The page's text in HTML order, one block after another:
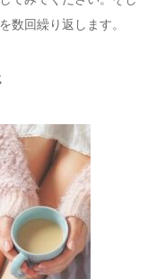
数回繰り返します。